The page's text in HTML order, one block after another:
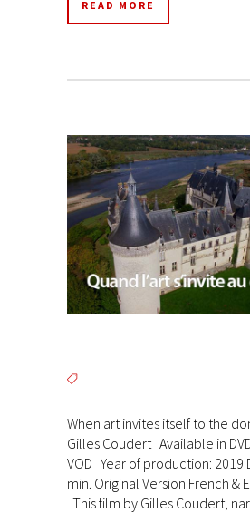
READ MORE
When art invites itself to the
Gilles Coudert Available in
VOD Year of production: 2019
min. Original Version French &
This film by Gilles Coudert,